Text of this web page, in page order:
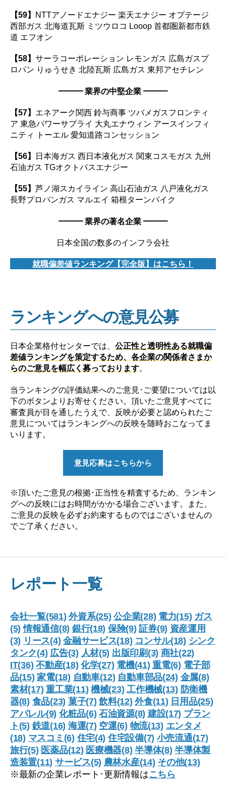
【59】 NTTアノードエナジー 楽天エナジー オプテージ
西部ガス 北海道瓦斯 ミツウロコ Looop 首都圏新都市鉄
道 エフオン
【58】 サーラコーポレーション レモンガス 広島ガスプ
ロパン りゅうせき 北陸瓦斯 広島ガス 東邦アセチレン
━━━ 業界の中堅企業 ━━━
【57】 エネアーク関西 鈴与商事 ツバメガスフロンティ
ア 東急パワーサプライ 大丸エナウィン アースインフィ
ニティ トーエル 愛知道路コンセッション
【56】
日本海ガス 西日本液化ガス 関東コスモガス 九州
石油ガス TGオクトパスエナジー
【55】 芦ノ湖スカイライン 高山石油ガス 八戸液化ガス
長野プロパンガス マルエイ 箱根ターンパイク
━━━ 業界の著名企業 ━━━
日本全国の数多のインフラ会社
就職偏差値ランキング【完全版】はこちら！
ランキングへの意見公募
日本企業格付センターでは、 公正性と透明性ある就職偏
差値ランキングを策定するため、各企業の関係者さまか
らのご意見を幅広く募っております。
当ランキングの評価結果へのご意見･ご要望については以
下のボタンよりお寄せください。頂いたご意見すべてに
審査員が目を通したうえで、反映が必要と認められたご
意見についてはランキングへの反映を随時おこなってま
いります。
意見応募はこちらから
※頂いたご意見の根拠･正当性を精査するため、ランキン
グへの反映にはお時間がかかる場合ございます。また、
ご意見の反映を必ずお約束するものではございませんの
でご了承ください。
レポート一覧
会社一覧(581) 外資系(25) 公企業(28) 電力(15) ガス
(5) 情報通信(8) 銀行(18) 保険(9) 証券(9) 資産運用
(3) リース(4) 金融サービス(18) コンサル(18) シンク
タンク(4) 広告(3) 人材(5) 出版印刷(3) 商社(22)
IT(36) 不動産(18) 化学(27) 電機(41) 重電(6) 電子部
品(15) 家電(18) 自動車(12) 自動車部品(24) 金属(8)
素材(17) 重工業(11) 機械(23) 工作機械(13) 防衛機
器(8) 食品(23) 菓子(7) 飲料(12) 外食(11) 日用品(25)
アパレル(9) 化粧品(6) 石油資源(8) 建設(17) プラン
ト(5) 鉄道(16) 海運(7) 空運(6) 物流(13) エンタメ
(18) マスコミ(6) 住宅(4) 住宅設備(7) 小売流通(17)
旅行(5) 医薬品(12) 医療機器(8) 半導体(8) 半導体製
造装置(11) サービス(5) 農林水産(14) その他(13)
※最新の企業レポート･更新情報はこちら